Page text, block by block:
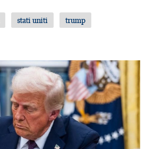
stati uniti trump